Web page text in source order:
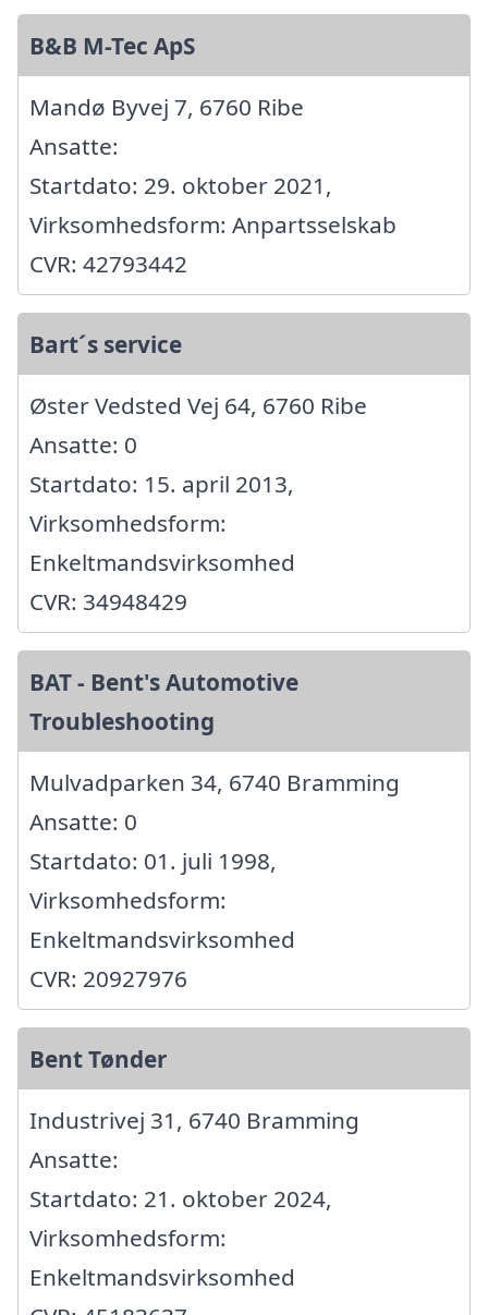
B&B M-Tec ApS
Mandø Byvej 7, 6760 Ribe
Ansatte:
Startdato: 29. oktober 2021,
Virksomhedsform: Anpartsselskab
CVR: 42793442
Bart´s service
Øster Vedsted Vej 64, 6760 Ribe
Ansatte: 0
Startdato: 15. april 2013,
Virksomhedsform:
Enkeltmandsvirksomhed
CVR: 34948429
BAT - Bent's Automotive
Troubleshooting
Mulvadparken 34, 6740 Bramming
Ansatte: 0
Startdato: 01. juli 1998,
Virksomhedsform:
Enkeltmandsvirksomhed
CVR: 20927976
Bent Tønder
Industrivej 31, 6740 Bramming
Ansatte:
Startdato: 21. oktober 2024,
Virksomhedsform:
Enkeltmandsvirksomhed